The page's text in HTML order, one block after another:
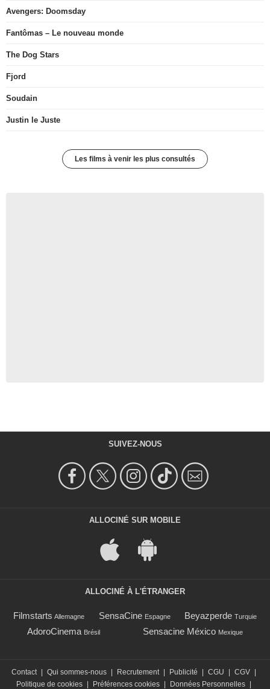
Avengers: Doomsday
Fantômas – Le nouveau monde
The Dog Stars
Fjord
Soudain
Justin le Juste
Les films à venir les plus consultés
SUIVEZ-NOUS
ALLOCINÉ SUR MOBILE
ALLOCINÉ À L'ÉTRANGER
Filmstarts Allemagne SensaCine Espagne Beyazperde Turquie
AdoroCinema Brésil Sensacine México Mexique
Contact Qui sommes-nous Recrutement Publicité CGU CGV
Politique de cookies
Préférences cookies Données Personnelles